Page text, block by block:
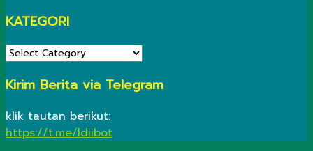
KATEGORI
KATEGORI
Kirim Berita via Telegram
klik tautan berikut:
https://t.me/ldiibot